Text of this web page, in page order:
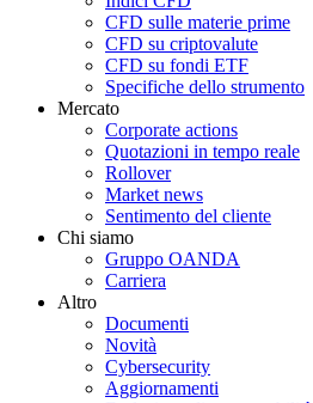
CFD sulle materie prime
CFD su criptovalute
CFD su fondi ETF
Specifiche dello strumento
Mercato
Corporate actions
Quotazioni in tempo reale
Rollover
Market news
Sentimento del cliente
Chi siamo
Gruppo OANDA
Carriera
Altro
Documenti
Novità
Cybersecurity
Aggiornamenti